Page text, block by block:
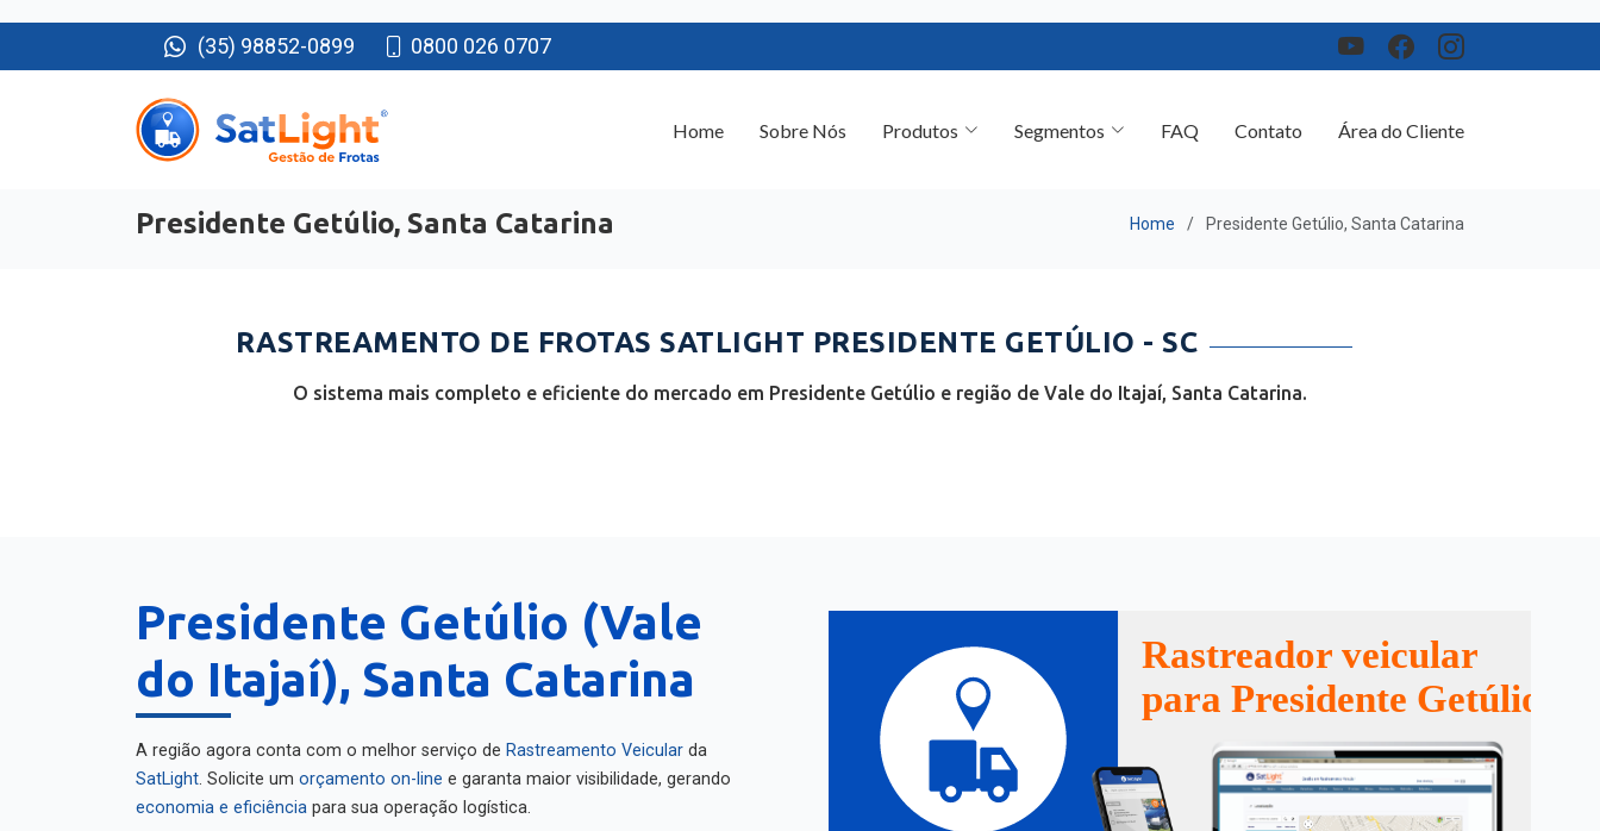
(35) 98852-0899 0800 026 0707
Presidente Getúlio, Santa Catarina
RASTREAMENTO DE FROTAS SATLIGHT PRESIDENTE GETÚLIO - SC
O sistema mais completo e eficiente do mercado em Presidente Getúlio e região de Vale do Itajaí, Santa Catarina.
Presidente Getúlio (Vale
do Itajaí), Santa Catarina
A região agora conta com o melhor serviço de Rastreamento Veicular
da
SatLight
. Solicite um orçamento on-line
e garanta maior visibilidade, gerando
economia e eficiência
para sua operação logística.
Rastreador veicular
para Presidente Getúlio